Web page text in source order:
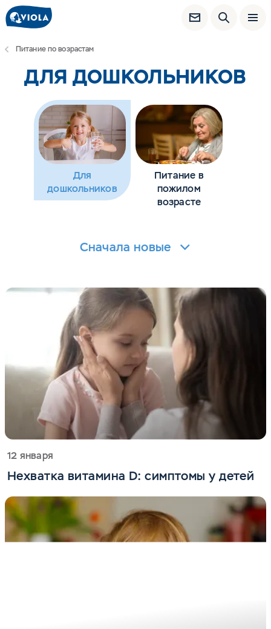
Питание по возрастам
ДЛЯ ДОШКОЛЬНИКОВ
Для
дошкольников
Питание в
пожилом
возрасте
Сначала новые
12 января
Нехватка витамина D: симптомы у детей